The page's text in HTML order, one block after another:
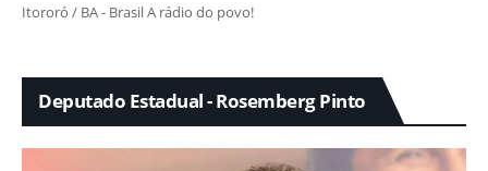
Itororó / BA - Brasil A rádio do povo!
Deputado Estadual - Rosemberg Pinto